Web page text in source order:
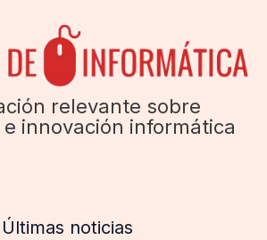
relevante sobre
innovación informática
Últimas noticias